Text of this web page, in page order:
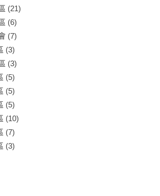
(21)
(6)
(7)
(3)
(3)
(5)
(5)
(5)
(10)
(7)
(3)